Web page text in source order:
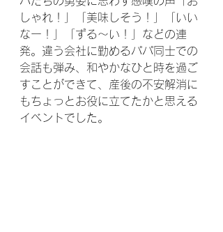
しゃれ！」「美味しそう！」「いい
なー！」「ずる〜い！」などの連
発。違う会社に勤めるパパ同士での
会話も弾み、和やかなひと時を過ご
すことができて、産後の不安解消に
もちょっとお役に立てたかと思える
イベントでした。